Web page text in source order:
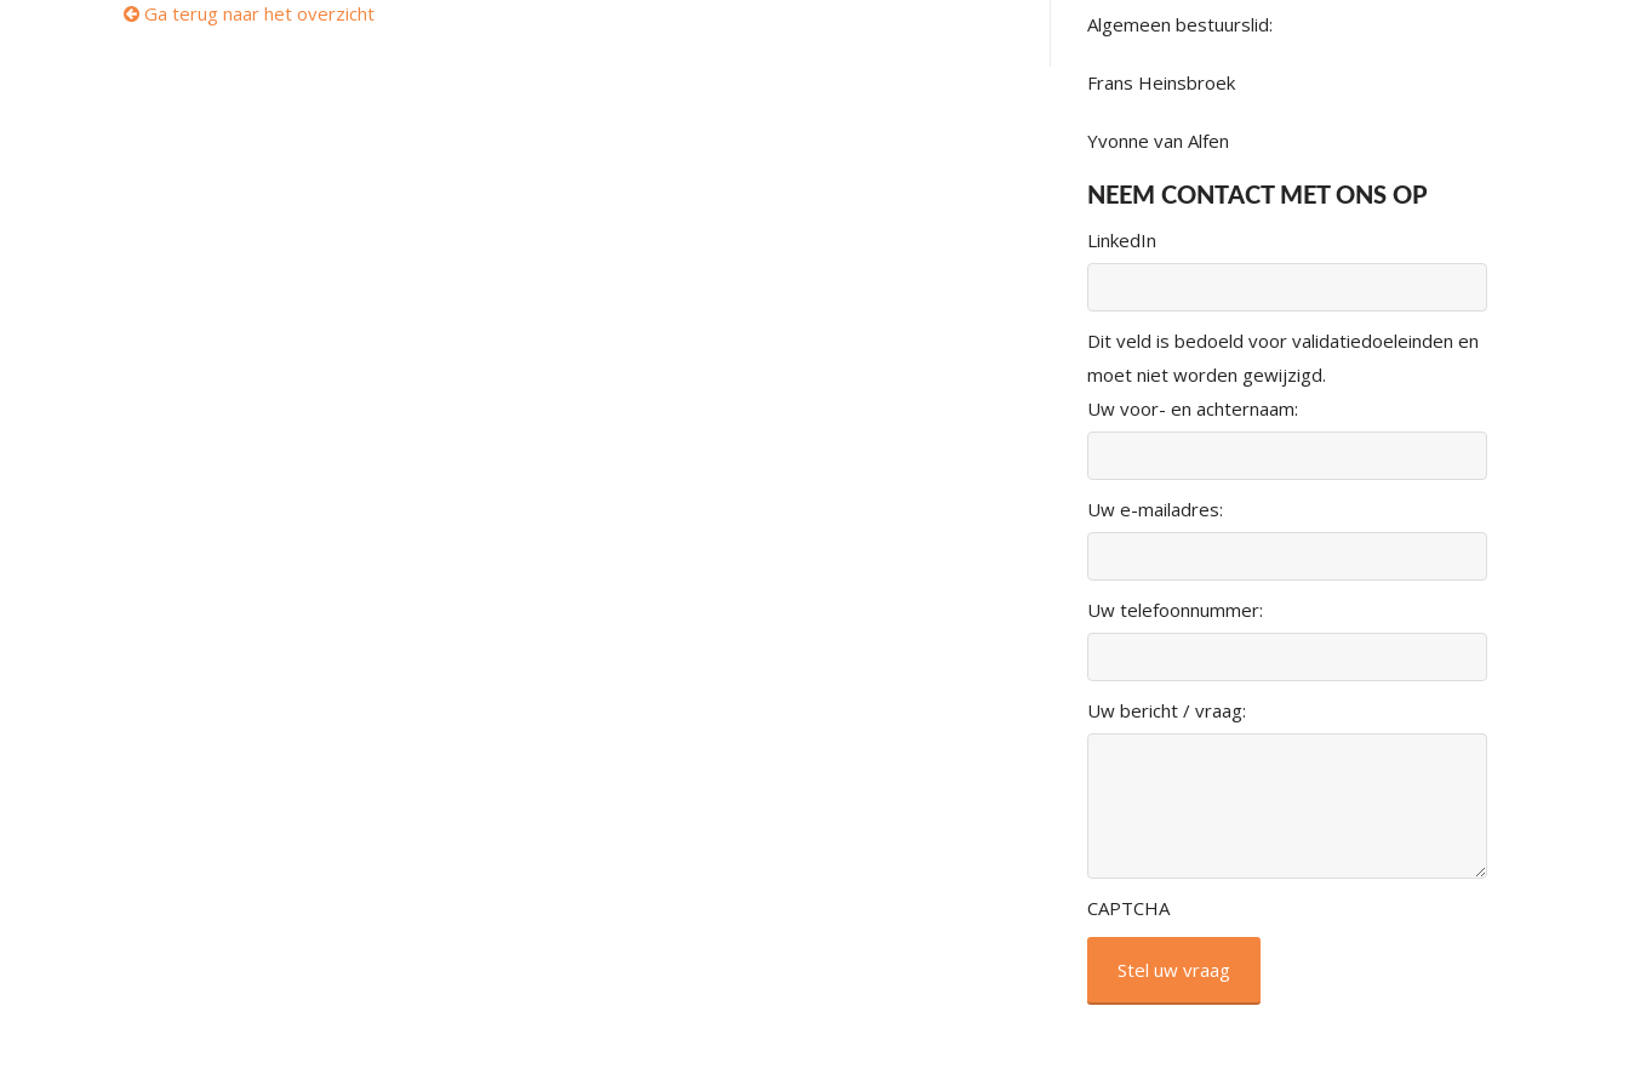
Ga terug naar het overzicht Algemeen bestuurslid:
Frans Heinsbroek
Yvonne van Alfen
NEEM CONTACT MET ONS OP
LinkedIn
Dit veld is bedoeld voor validatiedoeleinden en
moet niet worden gewijzigd.
Uw voor- en achternaam:
Uw e-mailadres:
Uw telefoonnummer:
Uw bericht / vraag:
CAPTCHA